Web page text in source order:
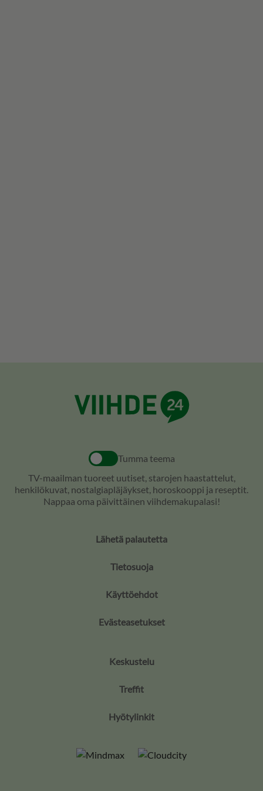
Tumma teema
TV-maailman tuoreet uutiset, starojen haastattelut,
henkilökuvat, nostalgiapläjäykset, horoskooppi ja reseptit.
Nappaa oma päivittäinen viihdemakupalasi!
Lähetä palautetta
Tietosuoja
Käyttöehdot
Evästeasetukset
Keskustelu
Treffit
Hyötylinkit